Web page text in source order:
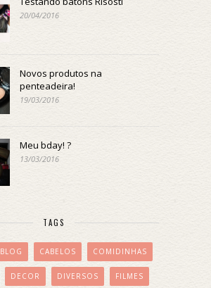
20/04/2016
Novos produtos na
penteadeira!
19/03/2016
Meu bday! ?
13/03/2016
TAGS
BLOG CABELOS COMIDINHAS
DECOR DIVERSOS FILMES